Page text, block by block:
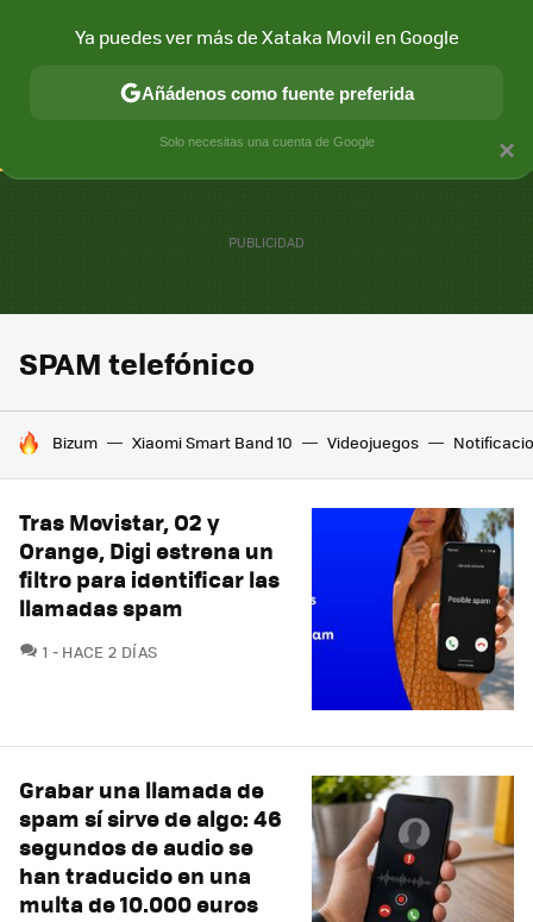
CONECTIVIDAD MÓVIL Y SOCIEDAD APLICACIONES
SPAM telefónico
HOY SE HABLA DE
Bizum Xiaomi Smart Band 10 Videojuegos
Tras Movistar, O2 y
Orange, Digi estrena un
filtro para identificar las
llamadas spam
1 COMENTARIOS
HACE 2 DÍAS
Grabar una llamada de
spam sí sirve de algo: 46
segundos de audio se
han traducido en una
multa de 10.000 euros
×
Ya puedes ver más de Xataka Movil en Google
Añádenos como fuente preferida
Solo necesitas una cuenta de Google